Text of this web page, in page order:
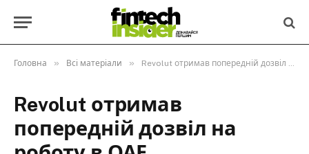
Головна » Всі матеріали » Revolut отримав попередній дозвіл на роботу в ОАЕ
Revolut отримав
попередній дозвіл на